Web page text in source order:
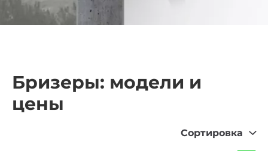
Бризеры: модели и
цены
Сортировка